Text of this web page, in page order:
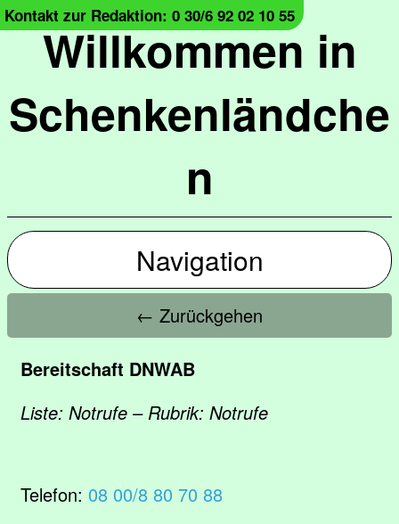
Willkommen in
Schenkenländche
n
Kontakt zur Redaktion: 0 30/6 92 02 10 55
Navigation
← Zurückgehen
Bereitschaft DNWAB
Liste: Notrufe – Rubrik: Notrufe
Telefon: 08 00/8 80 70 88